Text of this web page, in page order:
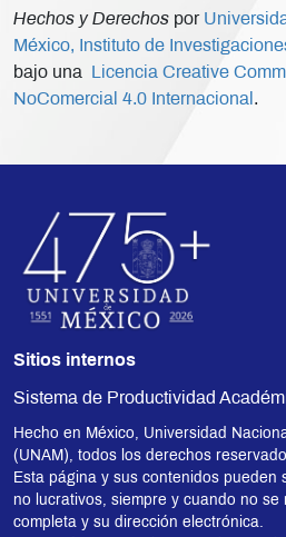
Hechos y Derechos por
México, Instituto de
bajo una
Licencia Creative
NoComercial 4.0 Internacional .
Sitios internos
Sistema de Productividad
Hecho en México, Universidad
(UNAM), todos los derechos
Esta página y sus contenidos pueden
no lucrativos, siempre y cuando no se
completa y su dirección electrónica.